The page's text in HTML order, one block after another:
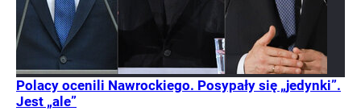
Polacy ocenili Nawrockiego. Posypały się „jedynki”.
Jest „ale”